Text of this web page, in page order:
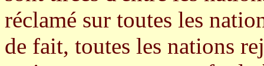
réclamé sur toutes les
de fait, toutes les nations